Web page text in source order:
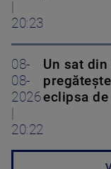
20:23
08-
08-
2026
20:22
Un sat
eclipsa de